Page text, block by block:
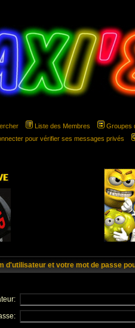
Liste des Membres Groupes
pour vérifier ses messages privés
d'utilisateur et votre mot de passe